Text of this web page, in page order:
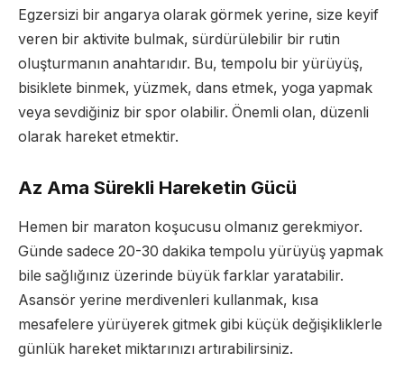
Egzersizi bir angarya olarak görmek yerine, size keyif
veren bir aktivite bulmak, sürdürülebilir bir rutin
oluşturmanın anahtarıdır. Bu, tempolu bir yürüyüş,
bisiklete binmek, yüzmek, dans etmek, yoga yapmak
veya sevdiğiniz bir spor olabilir. Önemli olan, düzenli
olarak hareket etmektir.
Az Ama Sürekli Hareketin Gücü
Hemen bir maraton koşucusu olmanız gerekmiyor.
Günde sadece 20-30 dakika tempolu yürüyüş yapmak
bile sağlığınız üzerinde büyük farklar yaratabilir.
Asansör yerine merdivenleri kullanmak, kısa
mesafelere yürüyerek gitmek gibi küçük değişikliklerle
günlük hareket miktarınızı artırabilirsiniz.